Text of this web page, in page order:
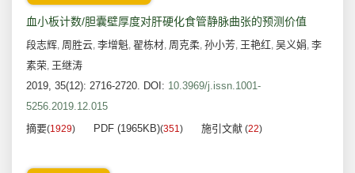
血小板计数/胆囊壁厚度对肝硬化食管静脉曲张的预测价值
段志辉, 周胜云, 李增魁, 翟栋材, 周克柔, 孙小芳, 王艳红, 吴义娟, 李
素荣, 王继涛
2019, 35(12): 2716-2720. DOI: 10.3969/j.issn.1001-
5256.2019.12.015
摘要(1929) PDF (1965KB)(351) 施引文献 (22)